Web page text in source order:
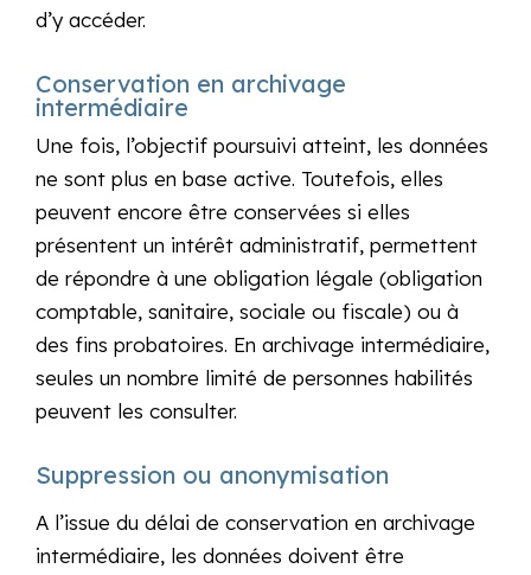
d’y accéder.
Conservation en archivage
intermédiaire
Une fois, l’objectif poursuivi atteint, les données
ne sont plus en base active. Toutefois, elles
peuvent encore être conservées si elles
présentent un intérêt administratif, permettent
de répondre à une obligation légale (obligation
comptable, sanitaire, sociale ou fiscale) ou à
des fins probatoires. En archivage intermédiaire,
seules un nombre limité de personnes habilités
peuvent les consulter.
Suppression ou anonymisation
A l’issue du délai de conservation en archivage
intermédiaire, les données doivent être